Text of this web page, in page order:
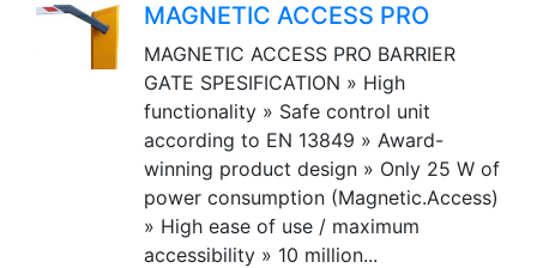
MAGNETIC ACCESS PRO
MAGNETIC ACCESS PRO BARRIER
GATE SPESIFICATION » High
functionality » Safe control unit
according to EN 13849 » Award-
winning product design » Only 25 W of
power consumption (Magnetic.Access)
» High ease of use / maximum
accessibility » 10 million...